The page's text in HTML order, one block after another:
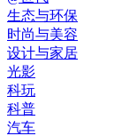
生态与环保
时尚与美容
设计与家居
光影
科玩
科普
汽车